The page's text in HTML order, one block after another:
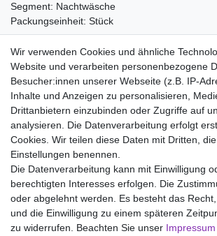
Segment: Nachtwäsche
Packungseinheit: Stück
Material:
50% Baumwolle
50% Modal
Wir liefern mit DHL (auch
Kostenloser Versand
14 Tage Rückgaberecht
Wir verwenden Cookies und ähnliche
Website und verarbeiten personenbezogene
Besucher:innen unserer Webseite (z.B. IP-
Inhalte und Anzeigen zu personalisieren,
Drittanbietern einzubinden oder Zugriffe auf
analysieren. Die Datenverarbeitung erfolgt
Cookies. Wir teilen diese Daten mit Dritten,
Einstellungen benennen.
Die Datenverarbeitung kann mit Einwilligung
berechtigten Interesses erfolgen. Die
oder abgelehnt werden. Es besteht das
und die Einwilligung zu einem späteren
zu widerrufen. Beachten Sie unser Impressum